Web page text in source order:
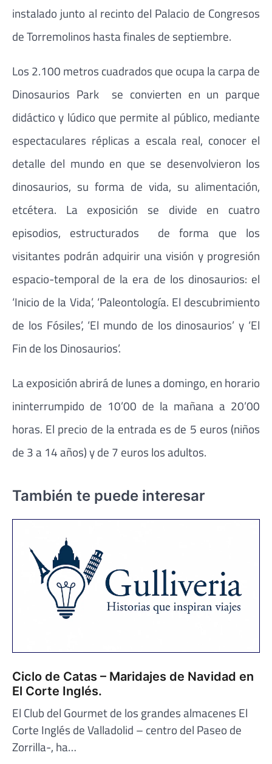
instalado junto al recinto del Palacio de Congresos
de Torremolinos hasta finales de septiembre.
Los 2.100 metros cuadrados que ocupa la carpa de
Dinosaurios Park se convierten en un parque
didáctico y lúdico que permite al público, mediante
espectaculares réplicas a escala real, conocer el
detalle del mundo en que se desenvolvieron los
dinosaurios, su forma de vida, su alimentación,
etcétera. La exposición se divide en cuatro
episodios, estructurados de forma que los
visitantes podrán adquirir una visión y progresión
espacio-temporal de la era de los dinosaurios: el
‘Inicio de la Vida’, ‘Paleontología. El descubrimiento
de los Fósiles’, ‘El mundo de los dinosaurios’ y ‘El
Fin de los Dinosaurios’.
La exposición abrirá de lunes a domingo, en horario
ininterrumpido de 10’00 de la mañana a 20’00
horas. El precio de la entrada es de 5 euros (niños
de 3 a 14 años) y de 7 euros los adultos.
También te puede interesar
Ciclo de Catas – Maridajes de Navidad en
El Corte Inglés.
El Club del Gourmet de los grandes almacenes El
Corte Inglés de Valladolid – centro del Paseo de
Zorrilla-, ha…